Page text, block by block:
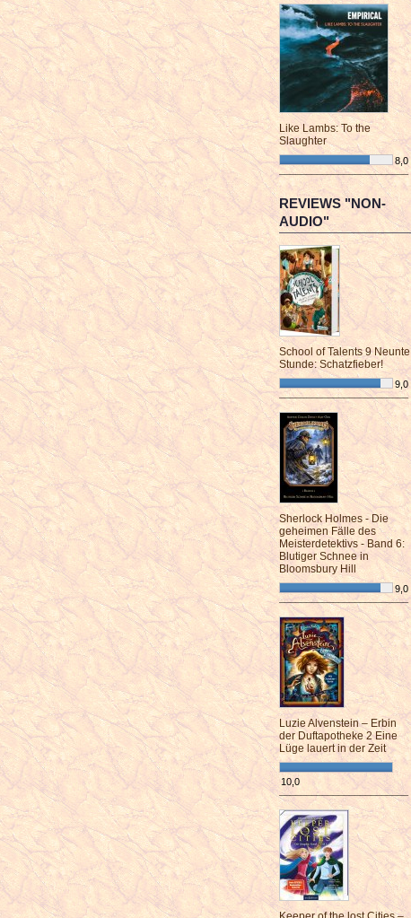
Like Lambs: To the
Slaughter
8,0
¯¯¯¯¯¯¯¯¯¯¯¯¯¯¯¯¯¯¯¯¯¯¯¯
REVIEWS "NON-
AUDIO"
School of Talents 9 Neunte
Stunde: Schatzfieber!
9,0
¯¯¯¯¯¯¯¯¯¯¯¯¯¯¯¯¯¯¯¯¯¯¯¯
Sherlock Holmes - Die
geheimen Fälle des
Meisterdetektivs - Band 6:
Blutiger Schnee in
Bloomsbury Hill
9,0
¯¯¯¯¯¯¯¯¯¯¯¯¯¯¯¯¯¯¯¯¯¯¯¯
Luzie Alvenstein – Erbin
der Duftapotheke 2 Eine
Lüge lauert in der Zeit
10,0
¯¯¯¯¯¯¯¯¯¯¯¯¯¯¯¯¯¯¯¯¯¯¯¯